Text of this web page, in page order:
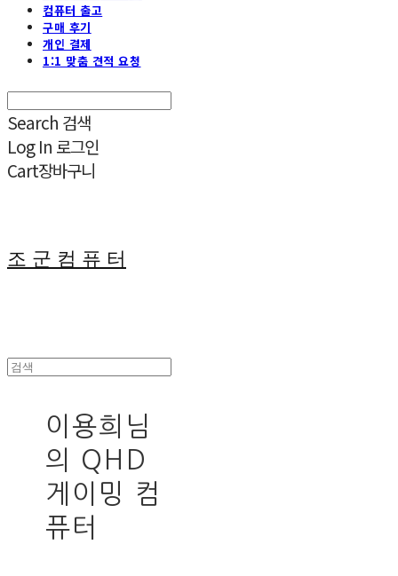
컴퓨터 출고
구매 후기
개인 결제
1:1 맞춤 견적 요청
Search 검색
Log In 로그인
Cart장바구니
조 군 컴 퓨 터
이용희님
의 QHD
게이밍 컴
퓨터